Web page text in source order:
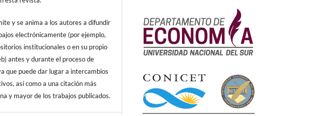
y se anima a los autores a difundir
electrónicamente (por ejemplo,
institucionales o en su propio
antes y durante el proceso de
que puede dar lugar a intercambios
así como a una citación más
y mayor de los trabajos publicados.